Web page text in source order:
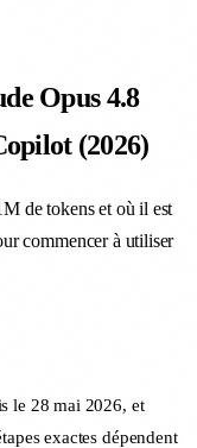
Opus 4.8
(2026)
de tokens et où il est
commencer à utiliser
le 28 mai 2026, et
exactes dépendent